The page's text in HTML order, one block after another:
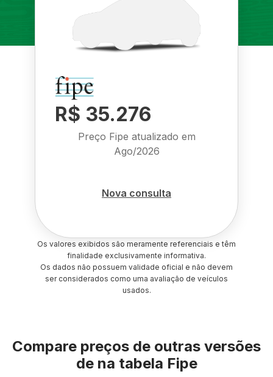
R$ 35.276
Preço Fipe atualizado em
Ago/2026
Nova consulta
Os valores exibidos são meramente referenciais e têm
finalidade exclusivamente informativa.
Os dados não possuem validade oficial e não devem
ser considerados como uma avaliação de veículos
usados.
Compare preços de outras versões
de na tabela Fipe